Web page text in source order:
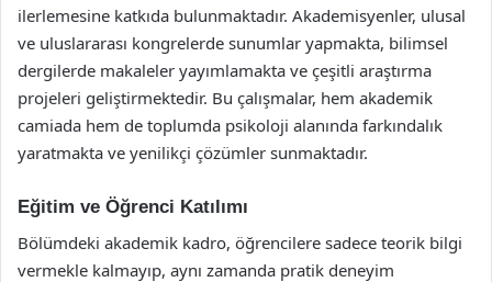
ilerlemesine katkıda bulunmaktadır. Akademisyenler, ulusal
ve uluslararası kongrelerde sunumlar yapmakta, bilimsel
dergilerde makaleler yayımlamakta ve çeşitli araştırma
projeleri geliştirmektedir. Bu çalışmalar, hem akademik
camiada hem de toplumda psikoloji alanında farkındalık
yaratmakta ve yenilikçi çözümler sunmaktadır.
Eğitim ve Öğrenci Katılımı
Bölümdeki akademik kadro, öğrencilere sadece teorik bilgi
vermekle kalmayıp, aynı zamanda pratik deneyim